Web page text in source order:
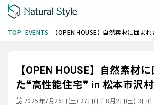
TOP EVENTS 【OPEN HOUSE】自然素材に囲ま
【OPEN HOUSE】自然素材
た❝高性能住宅❞ in 松本市沢村
2025年7月26日(土) 27日(日) 8月2日(土) 3日(